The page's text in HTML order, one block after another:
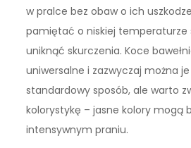
w pralce bez obaw o ich
pamiętać o niskiej temperaturze
uniknąć skurczenia. Koce
uniwersalne i zazwyczaj można
standardowy sposób, ale warto
kolorystykę – jasne kolory mogą
intensywnym praniu.